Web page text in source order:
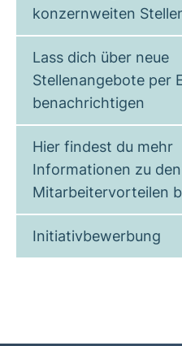
konzernweiten
Lass dich über neue
Stellenangebote per
benachrichtigen
Hier findest du mehr
Informationen zu den
Mitarbeitervorteilen
Initiativbewerbung